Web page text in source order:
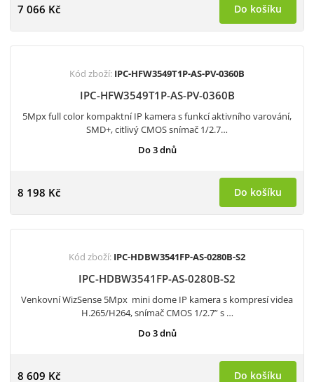
7 066 Kč Do košíku
Kód zboží: IPC-HFW3549T1P-AS-PV-0360B
IPC-HFW3549T1P-AS-PV-0360B
5Mpx full color kompaktní IP kamera s funkcí aktivního varování,
SMD+, citlivý CMOS snímač 1/2.7…
Do 3 dnů
8 198 Kč Do košíku
Kód zboží: IPC-HDBW3541FP-AS-0280B-S2
IPC-HDBW3541FP-AS-0280B-S2
Venkovní WizSense 5Mpx mini dome IP kamera s kompresí videa
H.265/H264, snímač CMOS 1/2.7” s …
Do 3 dnů
8 609 Kč Do košíku